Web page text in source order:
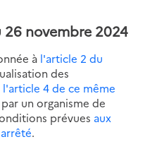
novembre 2024
à l'article 2 du
des
l'article 4 de ce même
un organisme de
prévues aux
.